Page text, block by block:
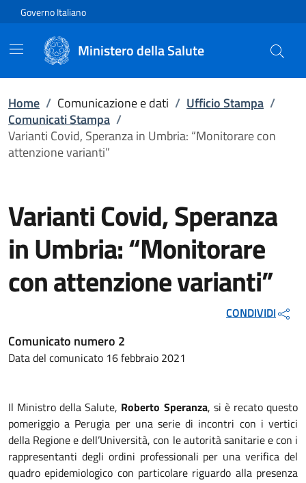
Vai direttamente al contenuto
Governo Italiano
Ministero della Salute
Home / Comunicazione e dati / Ufficio Stampa /
Comunicati Stampa /
Varianti Covid, Speranza in Umbria: “Monitorare con
attenzione varianti”
Varianti Covid, Speranza
in Umbria: “Monitorare
con attenzione varianti”
CONDIVIDI
Comunicato numero 2
Data del comunicato 16 febbraio 2021
Il Ministro della Salute, Roberto Speranza, si è recato questo
pomeriggio a Perugia per una serie di incontri con i vertici
della Regione e dell’Università, con le autorità sanitarie e con i
rappresentanti degli ordini professionali per una verifica del
quadro epidemiologico con particolare riguardo alla presenza